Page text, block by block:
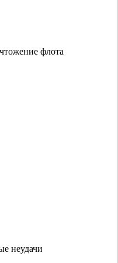
флота
неудачи